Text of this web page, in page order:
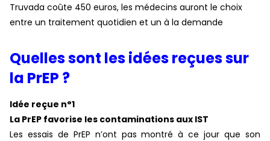
Truvada coûte 450 euros, les médecins auront le choix
entre un traitement quotidien et un à la demande
Quelles sont les idées reçues sur
la PrEP ?
Idée reçue n°1
La PrEP favorise les contaminations aux IST
Les essais de PrEP n’ont pas montré à ce jour que son